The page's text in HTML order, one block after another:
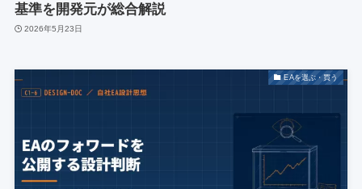
基準を開発元が総合解説
2026年5月23日
EAを選ぶ・買う